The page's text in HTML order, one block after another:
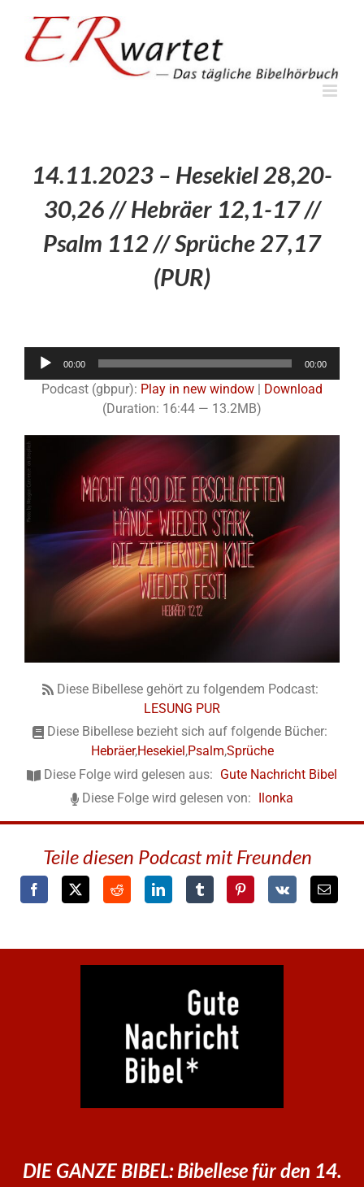
springen
14.11.2023 – Hesekiel 28,20-
30,26 // Hebräer 12,1-17 //
Psalm 112 // Sprüche 27,17
(PUR)
Audio-
00:00 00:00
Podcast (gbpur): Play in new window
Download
(Duration: 16:44 — 13.2MB)
Diese Bibellese gehört zu folgendem Podcast:
LESUNG PUR
Diese Bibellese bezieht sich auf folgende Bücher:
Hebräer,Hesekiel ,Psalm,Sprüche
Diese Folge wird gelesen aus: Gute Nachricht Bibel
Diese Folge wird gelesen von: Ilonka
Teile diesen Podcast mit Freunden
DIE GANZE BIBEL: Bibellese für den 14.